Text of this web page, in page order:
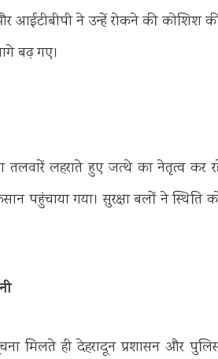
आईटीबीपी ने उन्हें रोकने की कोशिश
बढ़ गए।
तलवारें लहराते हुए जत्थे का नेतृत्व कर
पहुंचाया गया। सुरक्षा बलों ने स्थिति
मिलते ही देहरादून प्रशासन और